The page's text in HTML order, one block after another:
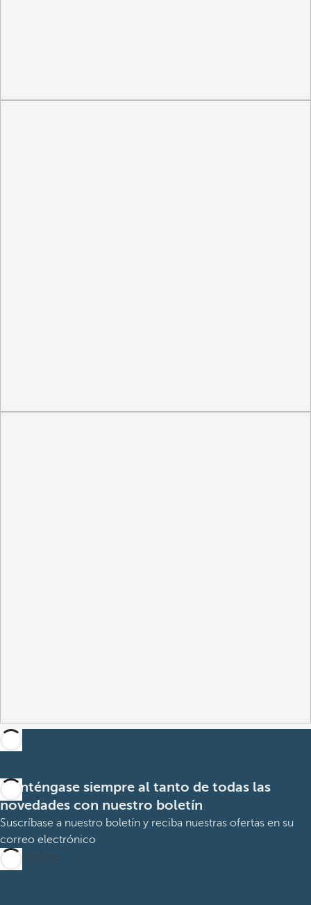
Manténgase siempre al tanto de todas las
novedades con nuestro boletín
Suscríbase a nuestro boletín y reciba nuestras ofertas en su
correo electrónico
Suscribirme